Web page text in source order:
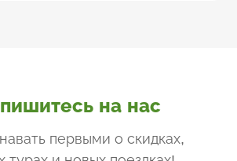
на нас
первыми о скидках,